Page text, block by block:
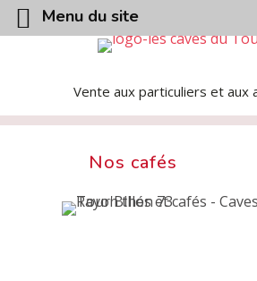
Vente aux particuliers et aux
Nos cafés
Menu du site